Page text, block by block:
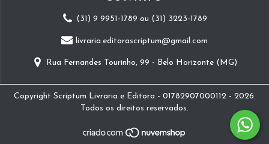
(31) 9 9951-1789 ou (31) 3223-1789
livraria.editorascriptum@gmail.com
Rua Fernandes Tourinho, 99 - Belo Horizonte (MG)
Copyright Scriptum Livraria e Editora - 01782907000112 - 2026.
Todos os direitos reservados.